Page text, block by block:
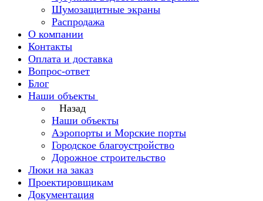
Шумозащитные экраны
Распродажа
О компании
Контакты
Оплата и доставка
Вопрос-ответ
Блог
Наши объекты
Назад
Наши объекты
Аэропорты и Морские порты
Городское благоустройство
Дорожное строительство
Люки на заказ
Проектировщикам
Документация